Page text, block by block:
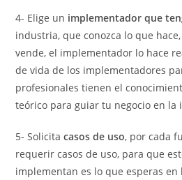
4- Elige un implementador que
industria, que conozca lo que
vende, el implementador lo hace
de vida de los implementadores
profesionales tienen el
teórico para guiar tu negocio en la
5- Solicitacasos de uso, por cada
requerir casos de uso, para que
implementan es lo que esperas en